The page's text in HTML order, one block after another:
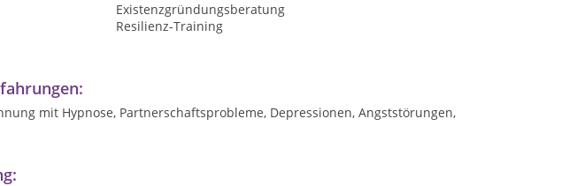
Existenzgründungsberatung
Resilienz-Training
mit Hypnose, Partnerschaftsprobleme, Depressionen, Angststörungen,